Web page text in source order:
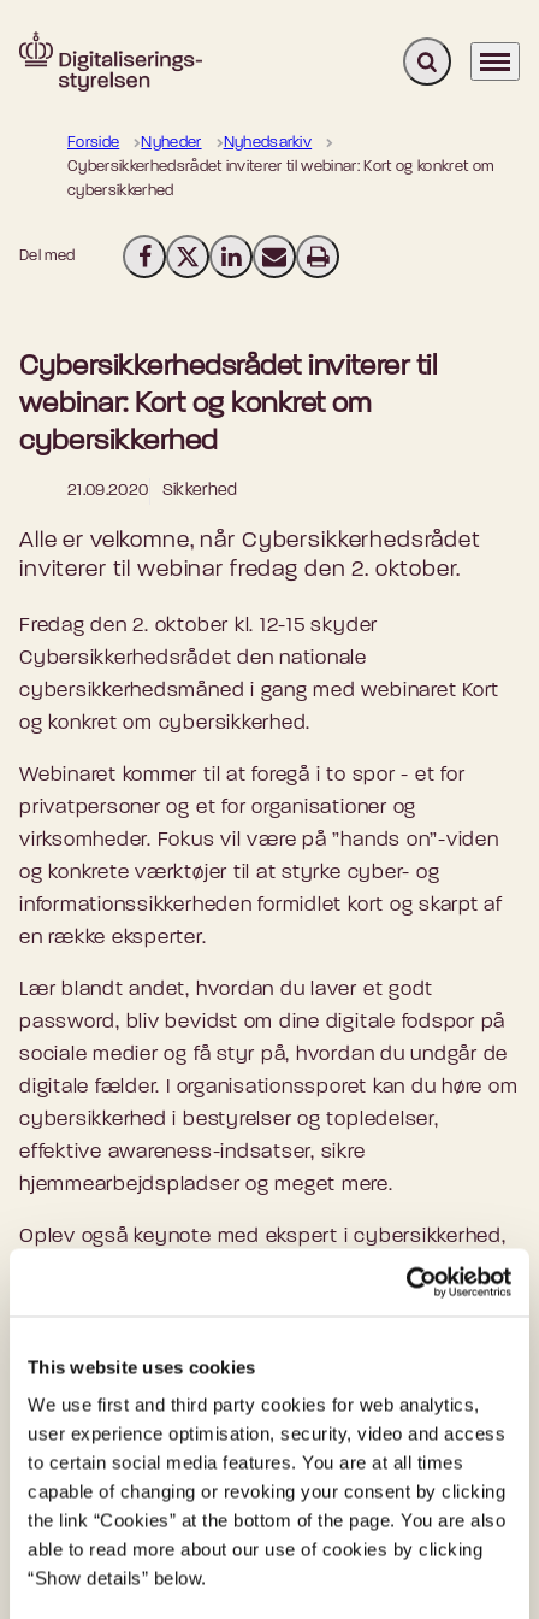
This website uses cookies
We use first and third party cookies for web analytics,
user experience optimisation, security, video and access
to certain social media features. You are at all times
capable of changing or revoking your consent by clicking
the link “Cookies” at the bottom of the page. You are also
able to read more about our use of cookies by clicking
“Show details” below.
Gå til forsiden Fold søgefelt
Menu
Forside Nyheder
Nyhedsarkiv
Cybersikkerhedsrådet inviterer til webinar: Kort og konkret om
cybersikkerhed
Del med Del på Facebook
Del på X (Twitter)
Del på LinkedIn
Send email
Print
Cybersikkerhedsrådet inviterer til
webinar: Kort og konkret om
cybersikkerhed
21.09.2020 Sikkerhed
Alle er velkomne, når Cybersikkerhedsrådet
inviterer til webinar fredag den 2. oktober.
Fredag den 2. oktober kl. 12-15 skyder
Cybersikkerhedsrådet den nationale
cybersikkerhedsmåned i gang med webinaret Kort
og konkret om cybersikkerhed.
Webinaret kommer til at foregå i to spor - et for
privatpersoner og et for organisationer og
virksomheder. Fokus vil være på ”hands on”-viden
og konkrete værktøjer til at styrke cyber- og
informationssikkerheden formidlet kort og skarpt af
en række eksperter.
Lær blandt andet, hvordan du laver et godt
password, bliv bevidst om dine digitale fodspor på
sociale medier og få styr på, hvordan du undgår de
digitale fælder. I organisationssporet kan du høre om
cybersikkerhed i bestyrelser og topledelser,
effektive awareness-indsatser, sikre
hjemmearbejdspladser og meget mere.
Oplev også keynote med ekspert i cybersikkerhed,
Peter Kruse, om Cyberangrebets anatomi og hør
Cybersikkerhedens historie fortalt af direktør i
blive bedre til at arbejde med cybersikkerhed, og
privatpersoner, der savner konkrete tips og gode
råd om, hvordan man sikrer sine enheder og
beskytter sig selv og sin familie på nettet.
Webinaret er gratis og åbent for alle. Du tilmelder